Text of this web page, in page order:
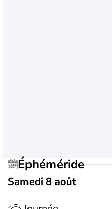
Éphéméride
Samedi 8 août